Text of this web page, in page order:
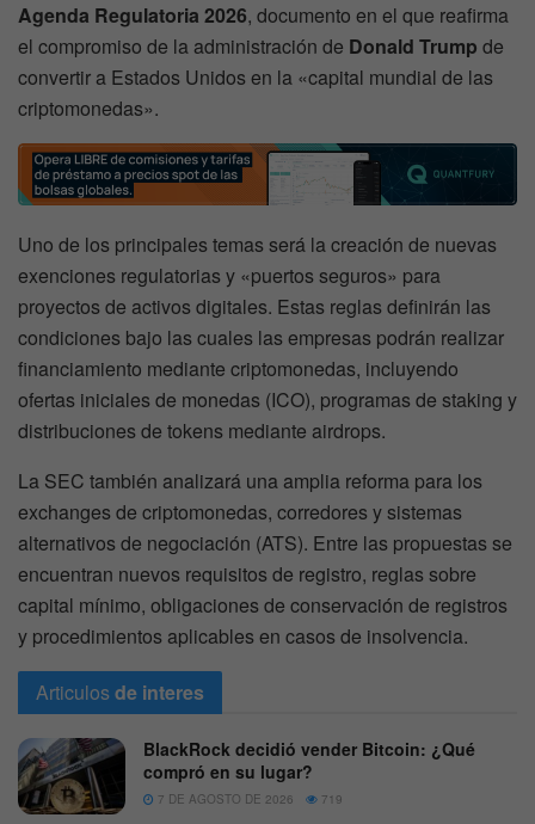
Agenda Regulatoria 2026, documento en el que reafirma
el compromiso de la administración de Donald Trump de
convertir a Estados Unidos en la «capital mundial de las
criptomonedas».
Uno de los principales temas será la creación de nuevas
exenciones regulatorias y «puertos seguros» para
proyectos de activos digitales. Estas reglas definirán las
condiciones bajo las cuales las empresas podrán realizar
financiamiento mediante criptomonedas, incluyendo
ofertas iniciales de monedas (ICO), programas de staking y
distribuciones de tokens mediante airdrops.
La SEC también analizará una amplia reforma para los
exchanges de criptomonedas, corredores y sistemas
alternativos de negociación (ATS). Entre las propuestas se
encuentran nuevos requisitos de registro, reglas sobre
capital mínimo, obligaciones de conservación de registros
y procedimientos aplicables en casos de insolvencia.
Articulosde interes
BlackRock decidió vender Bitcoin: ¿Qué
compró en su lugar?
7 DE AGOSTO DE 2026 719